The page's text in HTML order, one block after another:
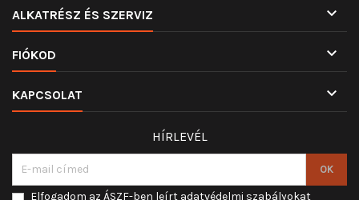
ALKATRÉSZ ÉS SZERVIZ 
FIÓKOD 
KAPCSOLAT 
HÍRLEVÉL
Elfogadom az ÁSZF-ben leírt adatvédelmi szabályokat